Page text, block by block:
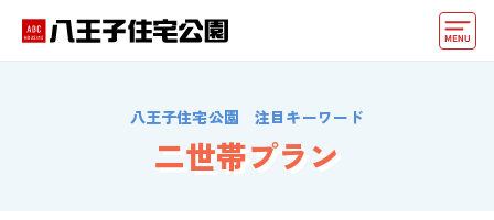
住宅会社・ハウスメーカー
八王子住宅公園 注目キーワード
二世帯プラン